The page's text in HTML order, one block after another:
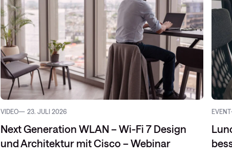
VIDEO 23. JULI 2026
Next Generation WLAN – Wi-Fi 7 Design
und Architektur mit Cisco – Webinar
EVENT